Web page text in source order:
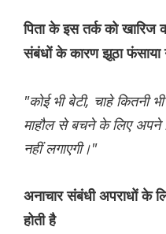
पिता के इस तर्क को खारिज
संबंधों के कारण झूठा फंसाया
"कोई भी बेटी, चाहे कितनी
माहौल से बचने के लिए अपने
नहीं लगाएगी।"
अनाचार संबंधी अपराधों के
होती है